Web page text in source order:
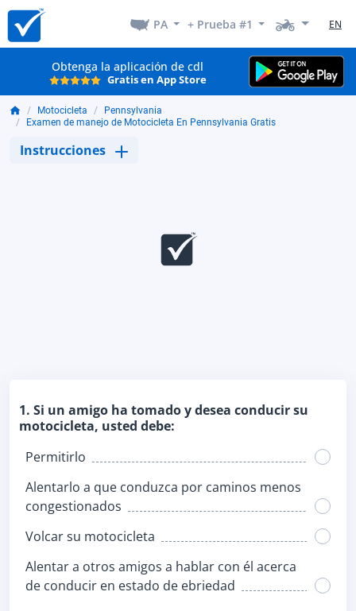
PA + Prueba #1 EN
Obtenga la aplicación de cdl
Gratis en App Store
Motocicleta
Pennsylvania
Examen de manejo de Motocicleta En Pennsylvania Gratis
Instrucciones
1. Si un amigo ha tomado y desea conducir su
motocicleta, usted debe:
Permitirlo
Alentarlo a que conduzca por caminos menos
congestionados
Volcar su motocicleta
Alentar a otros amigos a hablar con él acerca
de conducir en estado de ebriedad